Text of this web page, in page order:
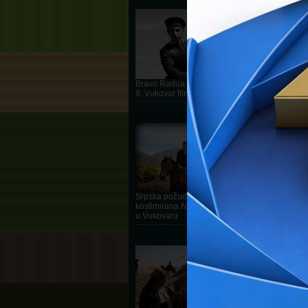
Bravo Radua Judea pobjednik je
9. Vukovar film festivala
DETALJNIJE
Srpska požuda u Panami i
kostimirana Nicole Kidman sinoć
u Vukovaru
DETALJNIJE